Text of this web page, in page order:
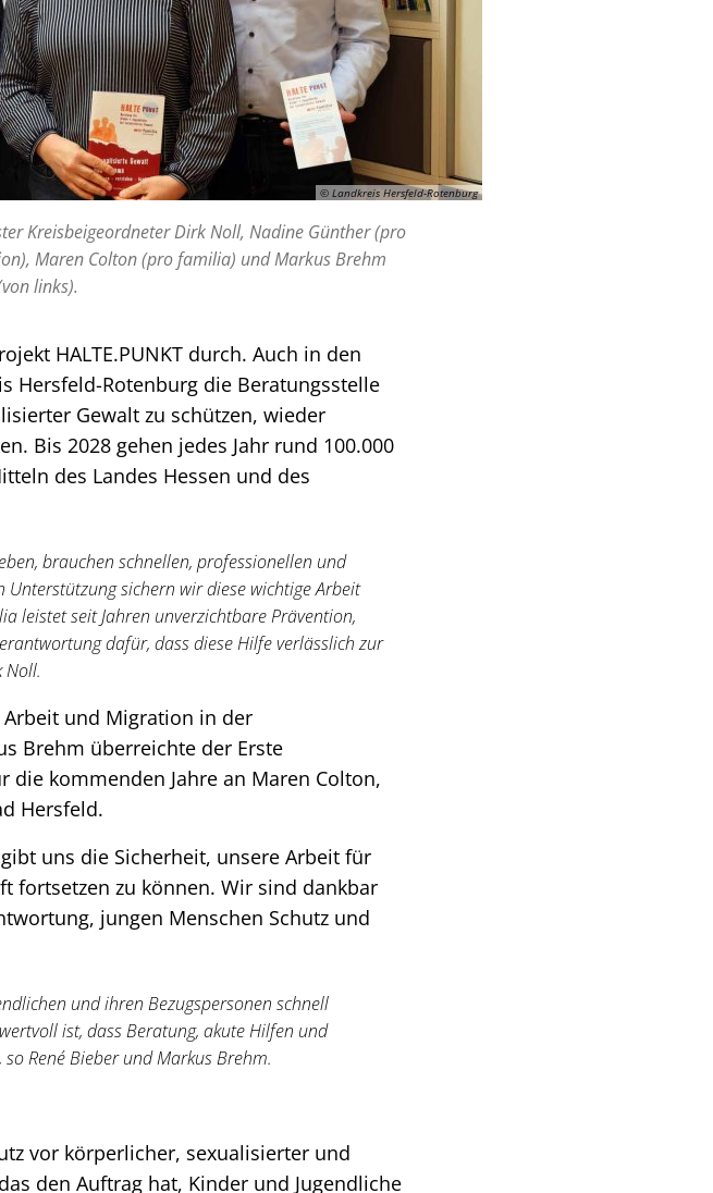
© Landkreis Hersfeld-Rotenburg
Kreisbeigeordneter Dirk Noll, Nadine Günther (pro
Maren Colton (pro familia) und Markus Brehm
links).
HALTE.PUNKT durch. Auch in den
Hersfeld-Rotenburg die Beratungsstelle
Gewalt zu schützen, wieder
Bis 2028 gehen jedes Jahr rund 100.000
des Landes Hessen und des
brauchen schnellen, professionellen und
sichern wir diese wichtige Arbeit
leistet seit Jahren unverzichtbare Prävention,
dafür, dass diese Hilfe verlässlich zur
Noll.
und Migration in der
Brehm überreichte der Erste
die kommenden Jahre an Maren Colton,
Hersfeld.
uns die Sicherheit, unsere Arbeit für
fortsetzen zu können. Wir sind dankbar
jungen Menschen Schutz und
und ihren Bezugspersonen schnell
ist, dass Beratung, akute Hilfen und
René Bieber und Markus Brehm.
vor körperlicher, sexualisierter und
den Auftrag hat, Kinder und Jugendliche